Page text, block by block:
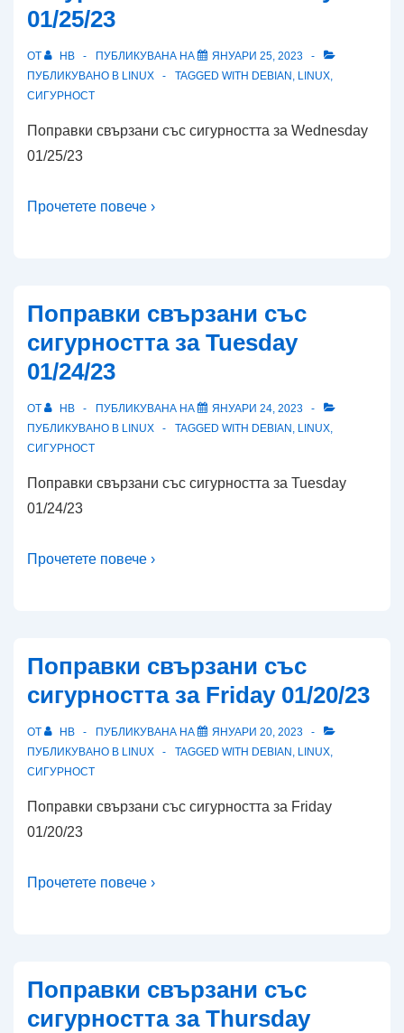
01/25/23
ОТ HB ПУБЛИКУВАНА НА
ЯНУАРИ 25, 2023
ПУБЛИКУВАНО В LINUX TAGGED WITH DEBIAN , LINUX,
СИГУРНОСТ
Поправки свързани със сигурността за Wednesday
01/25/23
Прочетете повече ›
Поправки свързани със
сигурността за Tuesday
01/24/23
ОТ HB ПУБЛИКУВАНА НА
ЯНУАРИ 24, 2023
ПУБЛИКУВАНО В LINUX TAGGED WITH DEBIAN , LINUX,
СИГУРНОСТ
Поправки свързани със сигурността за Tuesday
01/24/23
Прочетете повече ›
Поправки свързани със
сигурността за Friday 01/20/23
ОТ HB ПУБЛИКУВАНА НА
ЯНУАРИ 20, 2023
ПУБЛИКУВАНО В LINUX TAGGED WITH DEBIAN , LINUX,
СИГУРНОСТ
Поправки свързани със сигурността за Friday
01/20/23
Прочетете повече ›
Поправки свързани със
сигурността за Thursday